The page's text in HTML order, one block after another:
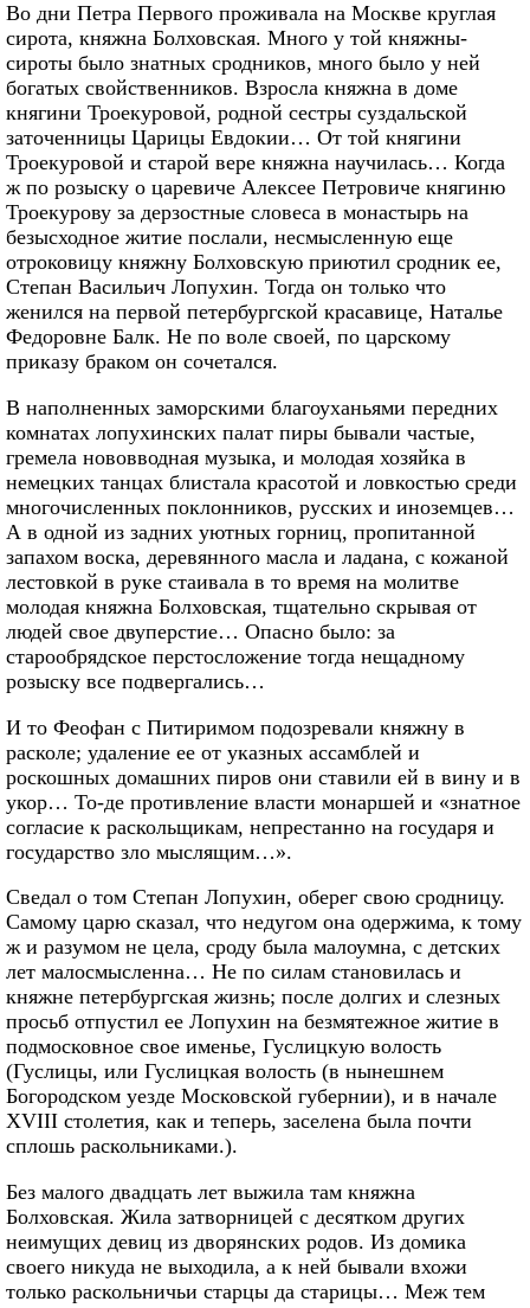
Во дни Петра Первого проживала на Москве круглая
сирота, княжна Болховская. Много у той княжны-
сироты было знатных сродников, много было у ней
богатых свойственников. Взросла княжна в доме
княгини Троекуровой, родной сестры суздальской
заточенницы Царицы Евдокии… От той княгини
Троекуровой и старой вере княжна научилась… Когда
ж по розыску о царевиче Алексее Петровиче княгиню
Троекурову за дерзостные словеса в монастырь на
безысходное житие послали, несмысленную еще
отроковицу княжну Болховскую приютил сродник ее,
Степан Васильич Лопухин. Тогда он только что
женился на первой петербургской красавице, Наталье
Федоровне Балк. Не по воле своей, по царскому
приказу браком он сочетался.
В наполненных заморскими благоуханьями передних
комнатах лопухинских палат пиры бывали частые,
гремела нововводная музыка, и молодая хозяйка в
немецких танцах блистала красотой и ловкостью среди
многочисленных поклонников, русских и иноземцев…
А в одной из задних уютных горниц, пропитанной
запахом воска, деревянного масла и ладана, с кожаной
лестовкой в руке стаивала в то время на молитве
молодая княжна Болховская, тщательно скрывая от
людей свое двуперстие… Опасно было: за
старообрядское перстосложение тогда нещадному
розыску все подвергались…
И то Феофан с Питиримом подозревали княжну в
расколе; удаление ее от указных ассамблей и
роскошных домашних пиров они ставили ей в вину и в
укор… То-де противление власти монаршей и «знатное
согласие к раскольщикам, непрестанно на государя и
государство зло мыслящим…».
Сведал о том Степан Лопухин, оберег свою сродницу.
Самому царю сказал, что недугом она одержима, к тому
ж и разумом не цела, сроду была малоумна, с детских
лет малосмысленна… Не по силам становилась и
княжне петербургская жизнь; после долгих и слезных
просьб отпустил ее Лопухин на безмятежное житие в
подмосковное свое именье, Гуслицкую волость
(Гуслицы, или Гуслицкая волость (в нынешнем
Богородском уезде Московской губернии), и в начале
XVIII столетия, как и теперь, заселена была почти
сплошь раскольниками.).
Без малого двадцать лет выжила там княжна
Болховская. Жила затворницей с десятком других
неимущих девиц из дворянских родов. Из домика
своего никуда не выходила, а к ней бывали вхожи
только раскольничьи старцы да старицы… Меж тем